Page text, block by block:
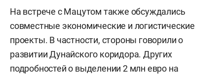
На встрече с Мацутом также обсуждались
совместные экономические и логистические
проекты. В частности, стороны говорили о
развитии Дунайского коридора. Других
подробностей о выделении 2 млн евро на